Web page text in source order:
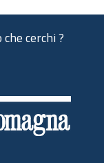
cerchi ?